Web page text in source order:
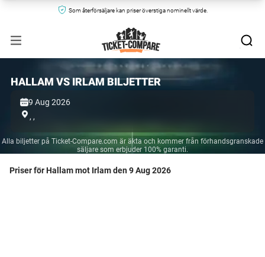
Som återförsäljare kan priser överstiga nominellt värde.
HALLAM VS IRLAM BILJETTER
9 Aug 2026
, ,
Alla biljetter på Ticket-Compare.com är äkta och kommer från förhandsgranskade
säljare som erbjuder 100% garanti.
Priser för Hallam mot Irlam den 9 Aug 2026